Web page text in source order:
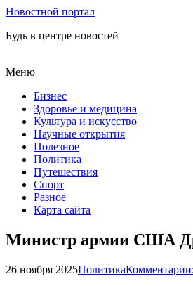
Новостной портал
Будь в центре новостей
Меню
Бизнес
Здоровье и медицина
Культура и искусство
Научные открытия
Полезное
Политика
Путешествия
Спорт
Разное
Карта сайта
Министр армии США
26 ноября 2025Политика